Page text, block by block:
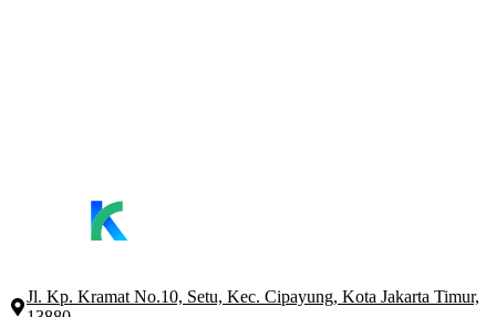
Jl. Kp. Kramat No.10, Setu, Kec. Cipayung, Kota Jakarta Timur,